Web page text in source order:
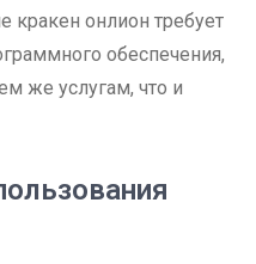
онлион требует
обеспечения,
же услугам, что и